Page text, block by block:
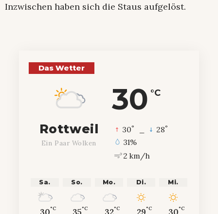
Inzwischen haben sich die Staus aufgelöst.
Das Wetter
30 °C
Rottweil
Ein Paar Wolken
30° 28°
31%
2 km/h
Sa.
°C
So.
°C
Mo.
°C
Di.
°C
Mi.
°C